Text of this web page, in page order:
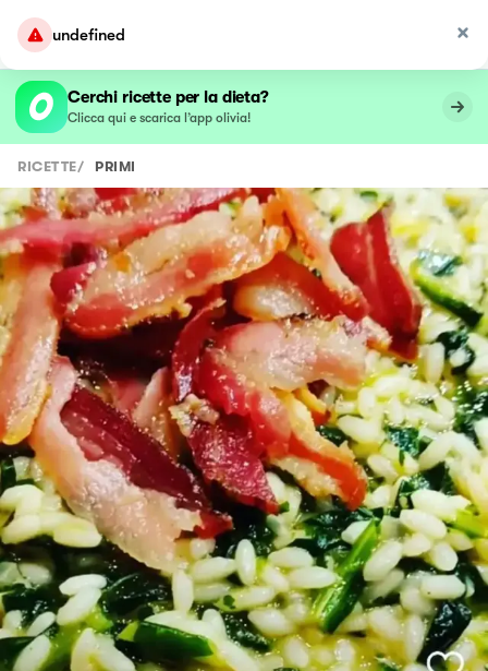
undefined
Cerchi ricette per la dieta?
Clicca qui e scarica l’app olivia!
RICETTE/ PRIMI